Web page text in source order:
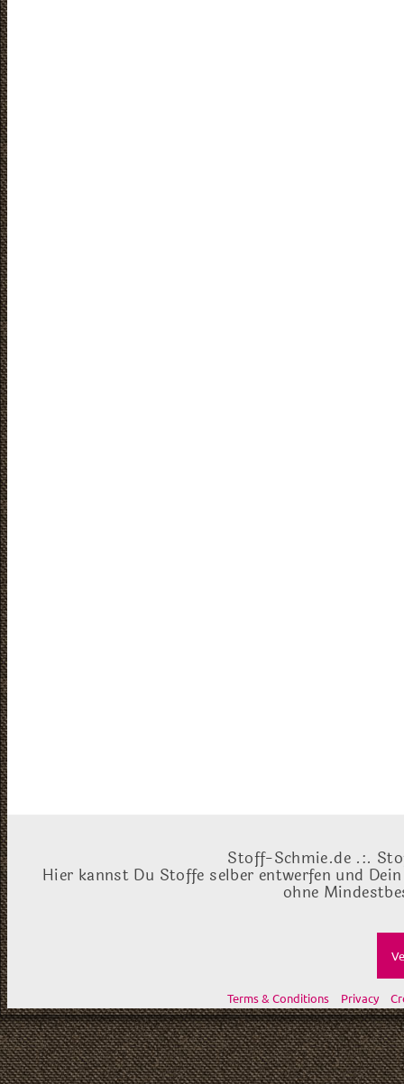
Stoff-Schmie.de .:.
Hier kannst Du Stoffe selber entwerfen und
ohne
Terms & Conditions Privacy